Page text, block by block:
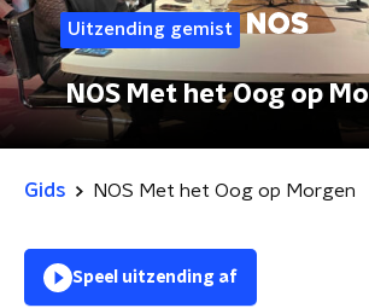
Uitzending gemist
NOS Met het Oog op
Gids NOS Met het Oog op Morgen
Speel uitzending af